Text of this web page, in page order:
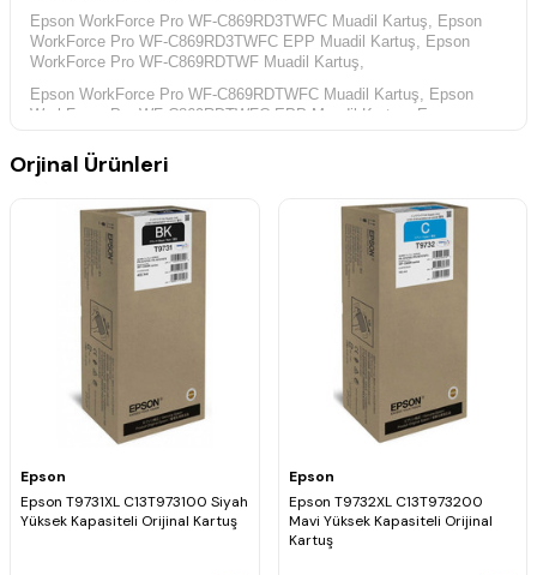
Epson WorkForce Pro WF-C869RD3TWFC Muadil Kartuş, Epson
WorkForce Pro WF-C869RD3TWFC EPP Muadil Kartuş, Epson
WorkForce Pro WF-C869RDTWF Muadil Kartuş,
Epson WorkForce Pro WF-C869RDTWFC Muadil Kartuş, Epson
WorkForce Pro WF-C869RDTWFC EPP Muadil Kartuş,
Epson
Orjinal Ürünleri
Epson
Epson T9731XL C13T973100 Siyah
Yüksek Kapasiteli Orijinal Kartuş
Epson
Epson T9732XL C13T973200
Mavi Yüksek Kapasiteli Orijinal
Kartuş